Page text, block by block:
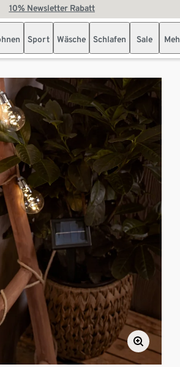
10% Newsletter Rabatt
Sport Wäsche Schlafen Sale